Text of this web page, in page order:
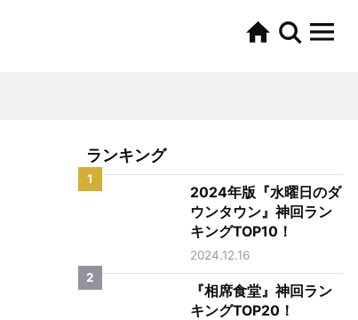
ランキング
1
2024年版『水曜日のダ
ウンタウン』神回ラン
キングTOP10！
2024.12.16
2
『相席食堂』神回ラン
キングTOP20！